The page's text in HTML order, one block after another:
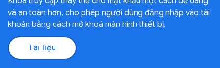
và an toàn hơn, cho phép người dùng đăng nhập vào tài
khoản bằng cách mở khoá màn hình thiết bị.
Tài liệu